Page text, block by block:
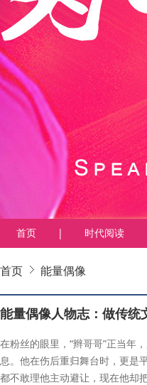
首页 | 时代阅读
首页 能量偶像
能量偶像人物志：做传
在粉丝的眼里，“辫哥哥”正当年
息。他在伤后重归舞台时，更是
都不敢理他主动避让，现在他却